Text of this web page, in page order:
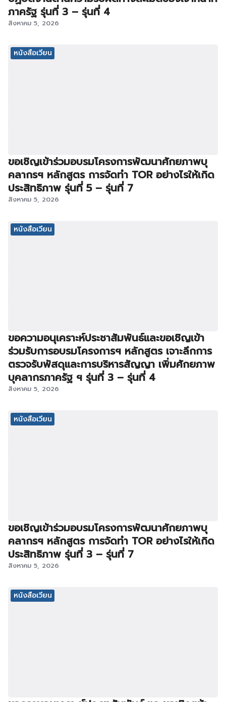
ภาครัฐ รุ่นที่ 3 – รุ่นที่ 4
สิงหาคม 5, 2026
หนังสือเวียน
ขอเชิญเข้าร่วมอบรมโครงการพัฒนาศักยภาพบุ
คลากรฯ หลักสูตร การจัดทำ TOR อย่างไรให้เกิด
ประสิทธิภาพ รุ่นที่ 5 – รุ่นที่ 7
สิงหาคม 5, 2026
หนังสือเวียน
ขอความอนุเคราะห์ประชาสัมพันธ์และขอเชิญเข้า
ร่วมรับการอบรมโครงการฯ หลักสูตร เจาะลึกการ
ตรวจรับพัสดุและการบริหารสัญญา เพิ่มศักยภาพ
บุคลากรภาครัฐ ฯ รุ่นที่ 3 – รุ่นที่ 4
สิงหาคม 5, 2026
หนังสือเวียน
ขอเชิญเข้าร่วมอบรมโครงการพัฒนาศักยภาพบุ
คลากรฯ หลักสูตร การจัดทำ TOR อย่างไรให้เกิด
ประสิทธิภาพ รุ่นที่ 3 – รุ่นที่ 7
สิงหาคม 5, 2026
หนังสือเวียน